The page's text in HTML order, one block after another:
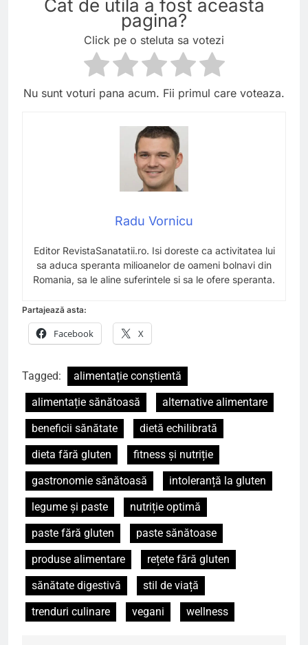
Cat de utila a fost aceasta
pagina?
Click pe o steluta sa votezi
Nu sunt voturi pana acum. Fii primul care voteaza.
Radu Vornicu
Editor RevistaSanatatii.ro. Isi doreste ca activitatea lui
sa aduca speranta milioanelor de oameni bolnavi din
Romania, sa le aline suferintele si sa le ofere speranta.
Partajează asta:
Facebook X
Tagged:
alimentație conștientă
alimentație sănătoasă
alternative alimentare
beneficii sănătate
dietă echilibrată
dieta fără gluten
fitness și nutriție
gastronomie sănătoasă
intoleranță la gluten
legume și paste
nutriție optimă
paste fără gluten
paste sănătoase
produse alimentare
rețete fără gluten
sănătate digestivă
stil de viață
trenduri culinare
vegani wellness